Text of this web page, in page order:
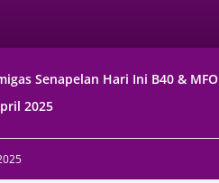
Senapelan Hari Ini B40 & MFO
2025